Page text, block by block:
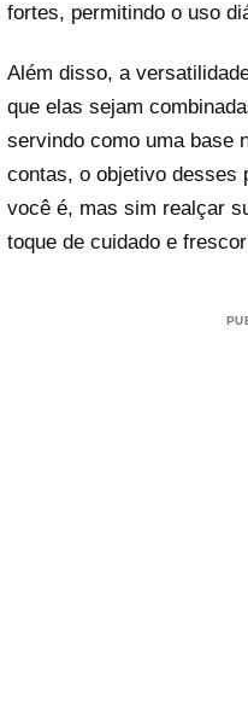
fortes, permitindo o uso
Além disso, a
que elas sejam
servindo como uma base
contas, o objetivo desses
você é, mas sim realçar
toque de cuidado e